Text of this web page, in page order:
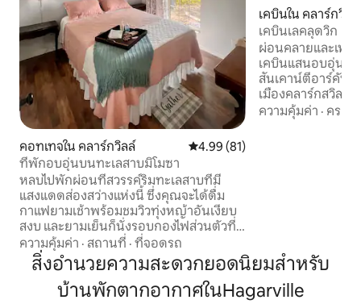
คอทเทจใน คลาร์กวิลล์ คะแนนเฉลี่ย 4.99 จาก 5, 81 รีวิว
4.99 (81)
ที่พักอบอุ่นบนทะเลสาบมิโมซา
หลบไปพักผ่อนที่สวรรค์ริมทะเลสาบที่มี
แสงแดดส่องสว่างแห่งนี้ ซึ่งคุณจะได้ดื่ม
กาแฟยามเช้าพร้อมชมวิวทุ่งหญ้าอันเงียบ
สงบ และยามเย็นก็นั่งรอบกองไฟส่วนตัวที่
กำลังลุกโชนภายใต้ดวงดาว The Cozy Up
on Lake Mimosa เป็นสิ่งที่คุณต้องการเพื่อ
การพักผ่อนและผ่อนคลาย มีทะเลสาบ
ขนาด 10 เอเคอร์ให้นั่งข้างๆ หรือตกปลา
ความคุ้มค่า · สถานที่ · ที่จอดรถ
เคบินใน คลาร์กวิลล์
เคบินเลคลุดวิก
ผ่อนคลายและเพลิ
เคบินแสนอบอุ่นบ
สันเคาน์ตีอาร์คันซ
เมืองคลาร์กสวิลล์เ
กับชายหาดสาธา
ท่าเรือตกปลาและ
ความคุ้มค่า · ครอบ
สิ่งอำนวยความสะดวกยอดนิยมสำหรับ
บ้านพักตากอากาศในHagarville